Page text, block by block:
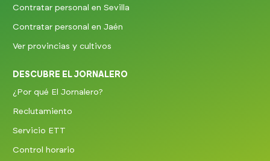
Contratar personal en Sevilla
Contratar personal en Jaén
Ver provincias y cultivos
DESCUBRE EL JORNALERO
¿Por qué El Jornalero?
Reclutamiento
Servicio ETT
Control horario